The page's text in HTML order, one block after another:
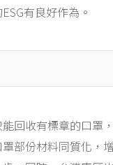
有良好作為。
回收有標章的口罩
部份材料同質化，